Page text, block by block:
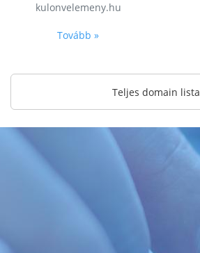
kulonvelemeny.hu
Tovább »
Teljes domain lista